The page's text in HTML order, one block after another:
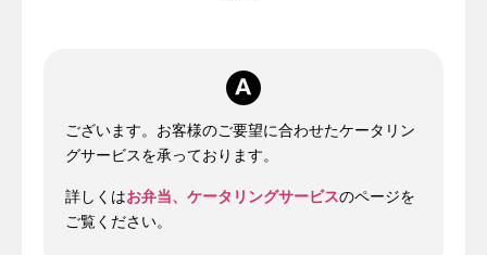
ございます。お客様のご要望に合わせたケータリン
グサービスを承っております。
詳しくはお弁当、ケータリングサービスのページを
ご覧ください。